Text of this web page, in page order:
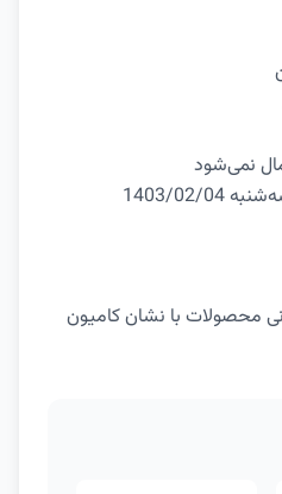
نمی‌شود
02/04
تومانی محصولات با نشان کامیون